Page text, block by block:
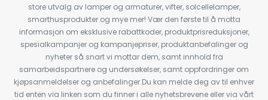
store utvalg av lamper og armaturer, vifter, solcellelamper,
smarthusprodukter og mye mer! Vær den første til å motta
informasjon om eksklusive rabattkoder, produktprisreduksjoner,
spesialkampanjer og kampanjepriser, produktanbefalinger og
nyheter så snart vi mottar dem, samt innhold fra
samarbeidspartnere og undersøkelser, samt oppfordringer om
kjøpsanmeldelser og anbefalinger.Du kan melde deg av til enhver
tid enten via linken som du finner i alle nyhetsbrevene eller via vårt